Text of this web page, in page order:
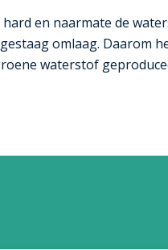
en naarmate de
omlaag. Daarom
waterstof